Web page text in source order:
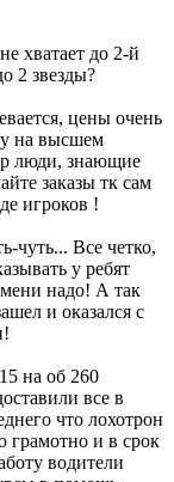
хватает до 2-й
2 звезды?
цены очень
на высшем
люди, знающие
заказы тк сам
игроков !
чуть... Все четко,
у ребят
надо! А так
и оказался с
на об 260
все в
что лохотрон
грамотно и в срок
водители